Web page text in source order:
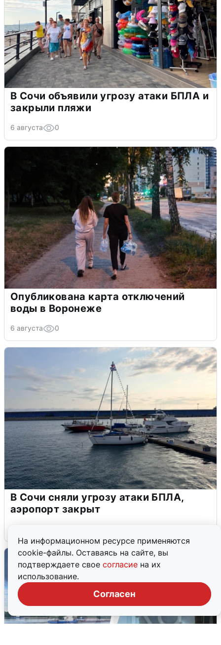
На информационном ресурсе применяются
cookie-файлы. Оставаясь на сайте, вы
подтверждаете свое согласие на их
использование.
Согласен
В Сочи объявили угрозу атаки БПЛА и
закрыли пляжи
6 августа 0
Опубликована карта отключений
воды в Воронеже
6 августа 0
В Сочи сняли угрозу атаки БПЛА,
аэропорт закрыт